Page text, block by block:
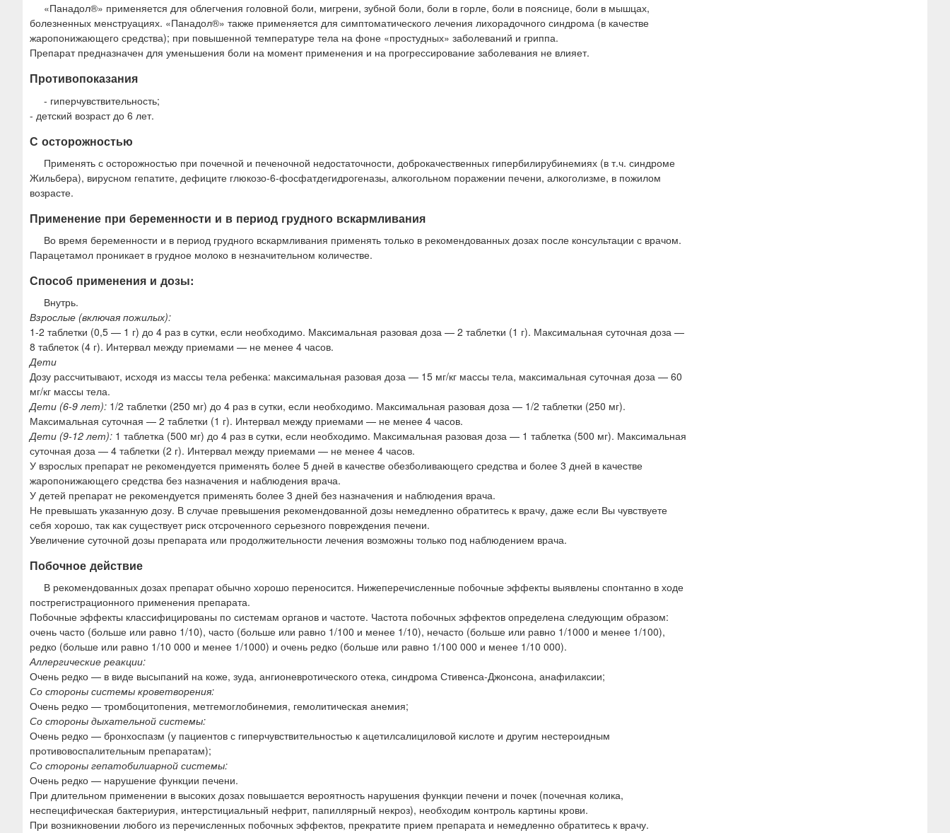
«Панадол®» применяется для облегчения головной боли, мигрени, зубной боли, боли в горле, боли в пояснице, боли в мышцах,
болезненных менструациях. «Панадол®» также применяется для симптоматического лечения лихорадочного синдрома (в качестве
жаропонижающего средства); при повышенной температуре тела на фоне «простудных» заболеваний и гриппа.
Препарат предназначен для уменьшения боли на момент применения и на прогрессирование заболевания не влияет.
Противопоказания
- гиперчувствительность;
- детский возраст до 6 лет.
С осторожностью
Применять с осторожностью при почечной и печеночной недостаточности, доброкачественных гипербилирубинемиях (в т.ч. синдроме
Жильбера), вирусном гепатите, дефиците глюкозо-6-фосфатдегидрогеназы, алкогольном поражении печени, алкоголизме, в пожилом
возрасте.
Применение при беременности и в период грудного вскармливания
Во время беременности и в период грудного вскармливания применять только в рекомендованных дозах после консультации с врачом.
Парацетамол проникает в грудное молоко в незначительном количестве.
Способ применения и дозы:
Внутрь.
Взрослые (включая пожилых):
1-2 таблетки (0,5 — 1 г) до 4 раз в сутки, если необходимо. Максимальная разовая доза — 2 таблетки (1 г). Максимальная суточная доза —
8 таблеток (4 г). Интервал между приемами — не менее 4 часов.
Дети
Дозу рассчитывают, исходя из массы тела ребенка: максимальная разовая доза — 15 мг/кг массы тела, максимальная суточная доза — 60
мг/кг массы тела.
Дети (6-9 лет): 1/2 таблетки (250 мг) до 4 раз в сутки, если необходимо. Максимальная разовая доза — 1/2 таблетки (250 мг).
Максимальная суточная — 2 таблетки (1 г). Интервал между приемами — не менее 4 часов.
Дети (9-12 лет): 1 таблетка (500 мг) до 4 раз в сутки, если необходимо. Максимальная разовая доза — 1 таблетка (500 мг). Максимальная
суточная доза — 4 таблетки (2 г). Интервал между приемами — не менее 4 часов.
У взрослых препарат не рекомендуется применять более 5 дней в качестве обезболивающего средства и более 3 дней в качестве
жаропонижающего средства без назначения и наблюдения врача.
У детей препарат не рекомендуется применять более 3 дней без назначения и наблюдения врача.
Не превышать указанную дозу. В случае превышения рекомендованной дозы немедленно обратитесь к врачу, даже если Вы чувствуете
себя хорошо, так как существует риск отсроченного серьезного повреждения печени.
Увеличение суточной дозы препарата или продолжительности лечения возможны только под наблюдением врача.
Побочное действие
В рекомендованных дозах препарат обычно хорошо переносится. Нижеперечисленные побочные эффекты выявлены спонтанно в ходе
пострегистрационного применения препарата.
Побочные эффекты классифицированы по системам органов и частоте. Частота побочных эффектов определена следующим образом:
очень часто (больше или равно 1/10), часто (больше или равно 1/100 и менее 1/10), нечасто (больше или равно 1/1000 и менее 1/100),
редко (больше или равно 1/10 000 и менее 1/1000) и очень редко (больше или равно 1/100 000 и менее 1/10 000).
Аллергические реакции:
Очень редко — в виде высыпаний на коже, зуда, ангионевротического отека, синдрома Стивенса-Джонсона, анафилаксии;
Со стороны системы кроветворения:
Очень редко — тромбоцитопения, метгемоглобинемия, гемолитическая анемия;
Со стороны дыхательной системы:
Очень редко — бронхоспазм (у пациентов с гиперчувствительностью к ацетилсалициловой кислоте и другим нестероидным
противовоспалительным препаратам);
Со стороны гепатобилиарной системы:
Очень редко — нарушение функции печени.
При длительном применении в высоких дозах повышается вероятность нарушения функции печени и почек (почечная колика,
неспецифическая бактериурия, интерстициальный нефрит, папиллярный некроз), необходим контроль картины крови.
При возникновении любого из перечисленных побочных эффектов, прекратите прием препарата и немедленно обратитесь к врачу.